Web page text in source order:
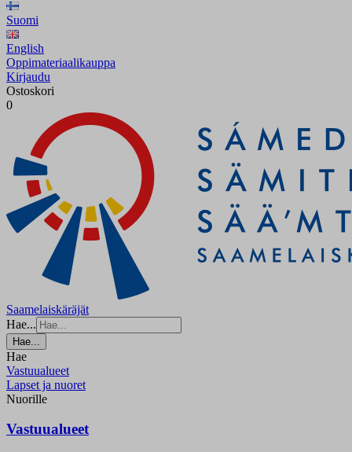
Suomi
English
Oppimateriaalikauppa
Kirjaudu
Ostoskori
0
Saamelaiskäräjät
Hae...
Hae...
Hae
Vastuualueet
Lapset ja nuoret
Nuorille
Vastuualueet